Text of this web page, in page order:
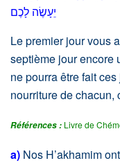
יֵעָשֶׂה לָכֶם
Le premier jour vous
septième jour encore
ne pourra être fait
nourriture de chacun,
Références : Livre de
a) Nos H’akhamim